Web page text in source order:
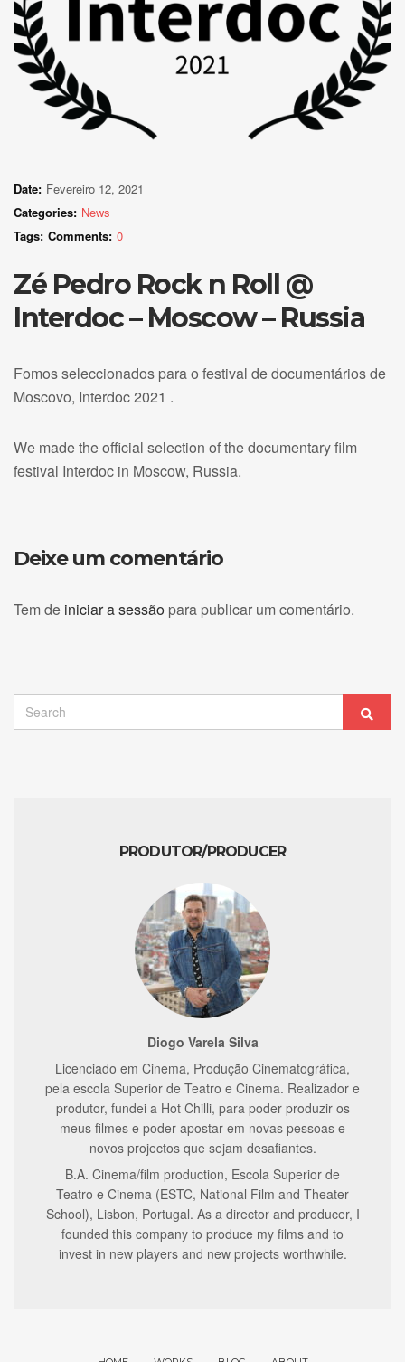
Date: Fevereiro 12, 2021
Categories: News
Tags: Comments: 0
Zé Pedro Rock n Roll @
Interdoc – Moscow – Russia
Fomos seleccionados para o festival de documentários de
Moscovo, Interdoc 2021 .
We made the official selection of the documentary film
festival Interdoc in Moscow, Russia.
Deixe um comentário
Tem de iniciar a sessão para publicar um comentário.
for:
PRODUTOR/PRODUCER
Diogo Varela Silva
Licenciado em Cinema, Produção Cinematográfica,
pela escola Superior de Teatro e Cinema. Realizador e
produtor, fundei a Hot Chilli, para poder produzir os
meus filmes e poder apostar em novas pessoas e
novos projectos que sejam desafiantes.
B.A. Cinema/film production, Escola Superior de
Teatro e Cinema (ESTC, National Film and Theater
School), Lisbon, Portugal. As a director and producer, I
founded this company to produce my films and to
invest in new players and new projects worthwhile.